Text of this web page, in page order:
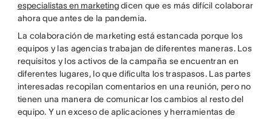
especialistas en marketingdicen que es más difícil colaborar
ahora que antes de la pandemia.
La colaboración de marketing está estancada porque los
equipos y las agencias trabajan de diferentes maneras. Los
requisitos y los activos de la campaña se encuentran en
diferentes lugares, lo que dificulta los traspasos. Las partes
interesadas recopilan comentarios en una reunión, pero no
tienen una manera de comunicar los cambios al resto del
equipo. Y un exceso de aplicaciones y herramientas de